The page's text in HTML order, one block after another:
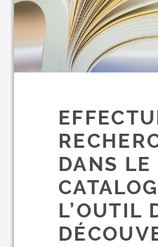
DANS LE
L’OUTIL